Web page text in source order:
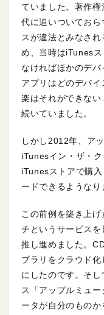
ていました。著作
代に追いついてお
スが違法とみなさ
め、当時はiTunes
なければほかのデ
アプリはどのデバ
楽はそれができな
続いていました。
しかし2012年、ア
iTunesイン・ザ・ク
iTunesストアで購
ードできるようなり
この前例を築き上
チというサービス
推し進めました。
ブラリをクラウド
にしたのです。そ
ス「アップルミュ
ータが自分のもの